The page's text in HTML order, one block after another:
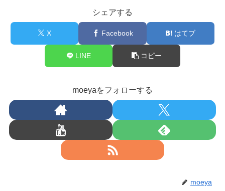
シェアする
X Facebook はてブ
LINE コピー
moeyaをフォローする
moeya